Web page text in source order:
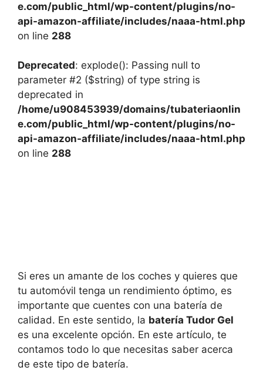
e.com/public_html/wp-content/plugins/no-
api-amazon-affiliate/includes/naaa-html.php
on line 288
Deprecated: explode(): Passing null to
parameter #2 ($string) of type string is
deprecated in
/home/u908453939/domains/tubateriaonlin
e.com/public_html/wp-content/plugins/no-
api-amazon-affiliate/includes/naaa-html.php
on line 288
Si eres un amante de los coches y quieres que
tu automóvil tenga un rendimiento óptimo, es
importante que cuentes con una batería de
calidad. En este sentido, la batería Tudor Gel
es una excelente opción. En este artículo, te
contamos todo lo que necesitas saber acerca
de este tipo de batería.